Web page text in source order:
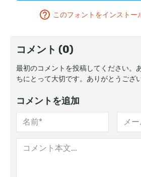
このフォントをインストー
コメント (0)
最初のコメントを投稿してください。
ちにとって大切です。ありがとうござ
コメントを追加